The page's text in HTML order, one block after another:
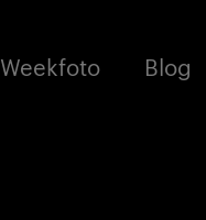
Weekfoto Blog